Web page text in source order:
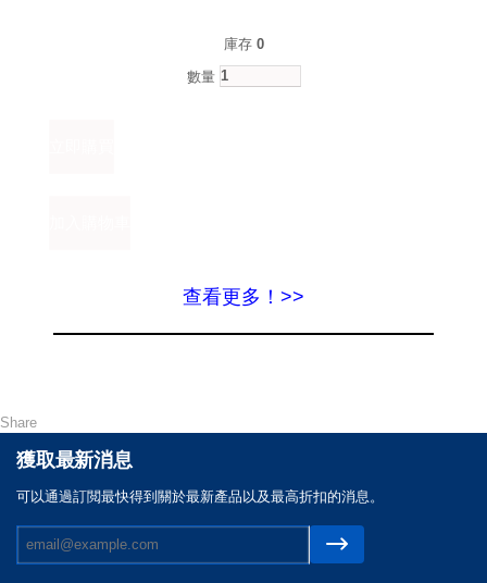
庫存 0
數量
查看更多！>>
Share
獲取最新消息
可以通過訂閲最快得到關於最新產品以及最高折扣的消息。